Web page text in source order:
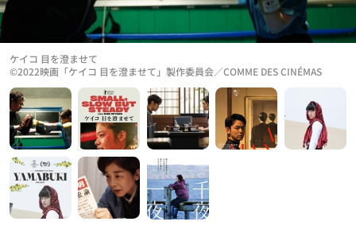
©2022映画「ケイコ 目を澄ませて」製作委員会／COMME DES CINÉMAS
ケイコ 目を澄ませて